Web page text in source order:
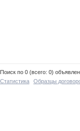
Поиск по 0 (всего: 0)
Статистика
Образцы